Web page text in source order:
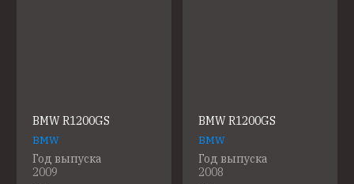
BMW R1200GS
BMW
Год выпуска
2009
BMW R1200GS
BMW
Год выпуска
2008